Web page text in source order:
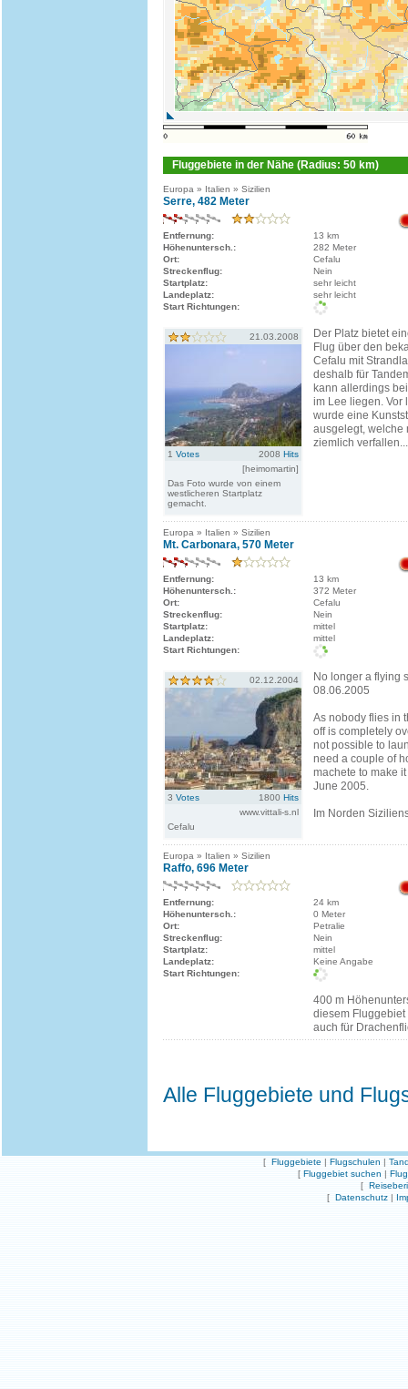
Fluggebiete in der Nähe (Radius: 50 km)
Europa » Italien » Sizilien
Serre, 482 Meter
Entfernung:
13 km
Höhenuntersch.:
282 Meter
Ort:
Cefalu
Streckenflug:
Nein
Startplatz:
sehr leicht
Landeplatz:
sehr leicht
Start Richtungen:
21.03.2008
1 Votes 2008 Hits
[heimomartin]
Das Foto wurde von einem
westlicheren Startplatz
gemacht.
Der Platz bietet
Flug über den
Cefalu mit
deshalb für
kann allerdings
im Lee liegen. Vor
wurde eine
ausgelegt, welche
ziemlich verfallen...
Europa » Italien » Sizilien
Mt. Carbonara, 570 Meter
Entfernung:
13 km
Höhenuntersch.:
372 Meter
Ort:
Cefalu
Streckenflug:
Nein
Startplatz:
mittel
Landeplatz:
mittel
Start Richtungen:
02.12.2004
3 Votes 1800 Hits
www.vittali-s.nl
Cefalu
No longer a flying
08.06.2005
As nobody flies in
off is completely
not possible to
need a couple of
machete to make
June 2005.
Im Norden
Europa » Italien » Sizilien
Raffo, 696 Meter
Entfernung:
24 km
Höhenuntersch.:
0 Meter
Ort:
Petralie
Streckenflug:
Nein
Startplatz:
mittel
Landeplatz:
Keine Angabe
Start Richtungen:
400 m
diesem
auch für
Alle Fluggebiete und
[ Fluggebiete | Flugschulen |
[ Fluggebiet suchen |
[
[ Datenschutz |